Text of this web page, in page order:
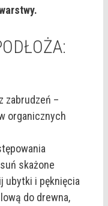
zabrudzeń –
organicznych
skażone
ubytki i pęknięcia
do drewna,